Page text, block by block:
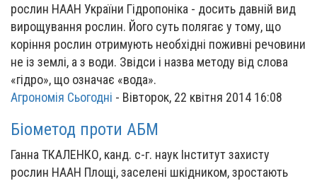
рослин НААН України Гідропоніка - досить давній вид
вирощування рослин. Його суть полягає у тому, що
коріння рослин отримують необхідні поживні речовини
не із землі, а з води. Звідси і назва методу від слова
«гідро», що означає «вода».
Агрономія Сьогодні - Вівторок, 22 квітня 2014 16:08
Біометод проти АБМ
Ганна ТКАЛЕНКО, канд. с-г. наук Інститут захисту
рослин НААН Площі, заселені шкідником, зростають